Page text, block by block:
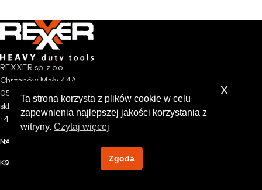
REXXER sp. z o.o.
Chrzanów Mały 44A
05-825 Grodzisk Mazowiecki
sklep@rexxer.pl
+48 512 477 473
NASZA FIRMA
KONTO
Ta strona korzysta z plików cookie w celu
zapewnienia najlepszej jakości korzystania z
witryny.Czytaj więcej
Zgoda
x